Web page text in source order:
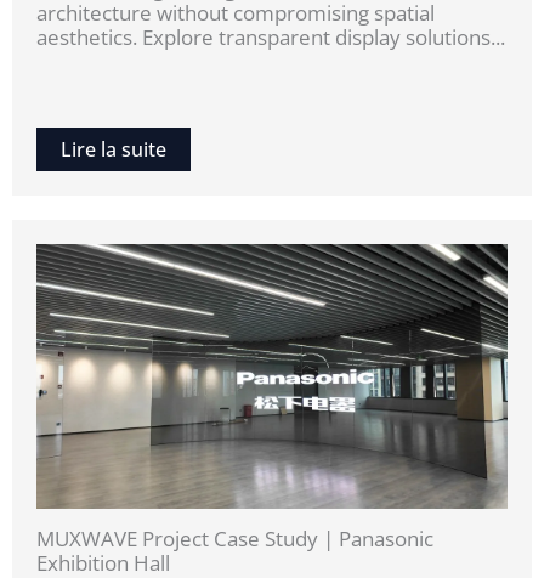
architecture without compromising spatial
aesthetics. Explore transparent display solutions...
Lire la suite
MUXWAVE Project Case Study | Panasonic
Exhibition Hall